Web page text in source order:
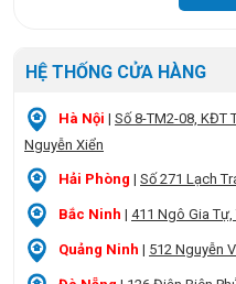
HỆ THỐNG CỬA HÀNG
Hà Nội | Số 8-TM2-08, KĐT
Nguyễn Xiển
Hải Phòng | Số 271 Lạch
Bắc Ninh | 411 Ngô Gia Tự,
Quảng Ninh | 512 Nguyễn